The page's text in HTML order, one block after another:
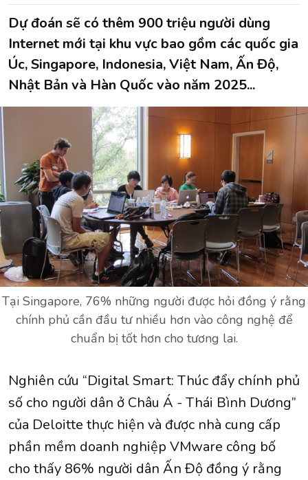
Dự đoán sẽ có thêm 900 triệu người dùng
Internet mới tại khu vực bao gồm các quốc gia
Úc, Singapore, Indonesia, Việt Nam, Ấn Độ,
Nhật Bản và Hàn Quốc vào năm 2025...
Tại Singapore, 76% những người được hỏi đồng ý rằng
chính phủ cần đầu tư nhiều hơn vào công nghệ để
chuẩn bị tốt hơn cho tương lai.
Nghiên cứu “Digital Smart: Thúc đẩy chính phủ
số cho người dân ở Châu Á - Thái Bình Dương”
của Deloitte thực hiện và được nhà cung cấp
phần mềm doanh nghiệp VMware công bố
cho thấy 86% người dân Ấn Độ đồng ý rằng